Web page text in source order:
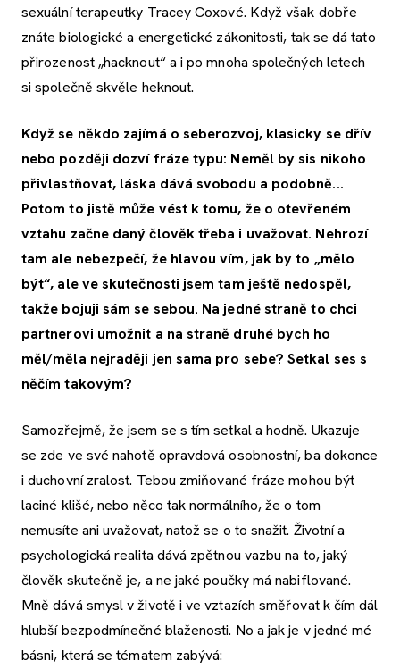
sexuální terapeutky Tracey Coxové. Když však dobře
znáte biologické a energetické zákonitosti, tak se dá tato
přirozenost „hacknout“ a i po mnoha společných letech
si společně skvěle heknout.
Když se někdo zajímá o seberozvoj, klasicky se dřív
nebo později dozví fráze typu: Neměl by sis nikoho
přivlastňovat, láska dává svobodu a podobně...
Potom to jistě může vést k tomu, že o otevřeném
vztahu začne daný člověk třeba i uvažovat. Nehrozí
tam ale nebezpečí, že hlavou vím, jak by to „mělo
být“, ale ve skutečnosti jsem tam ještě nedospěl,
takže bojuji sám se sebou. Na jedné straně to chci
partnerovi umožnit a na straně druhé bych ho
měl/měla nejraději jen sama pro sebe? Setkal ses s
něčím takovým?
Samozřejmě, že jsem se s tím setkal a hodně. Ukazuje
se zde ve své nahotě opravdová osobnostní, ba dokonce
i duchovní zralost. Tebou zmiňované fráze mohou být
laciné klišé, nebo něco tak normálního, že o tom
nemusíte ani uvažovat, natož se o to snažit. Životní a
psychologická realita dává zpětnou vazbu na to, jaký
člověk skutečně je, a ne jaké poučky má nabiflované.
Mně dává smysl v životě i ve vztazích směřovat k čím dál
hlubší bezpodmínečné blaženosti. No a jak je v jedné mé
básni, která se tématem zabývá: